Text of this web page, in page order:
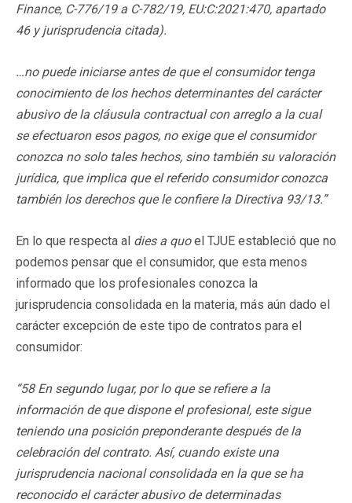
Finance, C-776/19 a C-782/19, EU:C:2021:470, apartado
46 y jurisprudencia citada).
…no puede iniciarse antes de que el consumidor tenga
conocimiento de los hechos determinantes del carácter
abusivo de la cláusula contractual con arreglo a la cual
se efectuaron esos pagos, no exige que el consumidor
conozca no solo tales hechos, sino también su valoración
jurídica, que implica que el referido consumidor conozca
también los derechos que le confiere la Directiva 93/13.”
En lo que respecta al dies a quoel TJUE estableció que no
podemos pensar que el consumidor, que esta menos
informado que los profesionales conozca la
jurisprudencia consolidada en la materia, más aún dado el
carácter excepción de este tipo de contratos para el
consumidor:
“58 En segundo lugar, por lo que se refiere a la
información de que dispone el profesional, este sigue
teniendo una posición preponderante después de la
celebración del contrato. Así, cuando existe una
jurisprudencia nacional consolidada en la que se ha
reconocido el carácter abusivo de determinadas